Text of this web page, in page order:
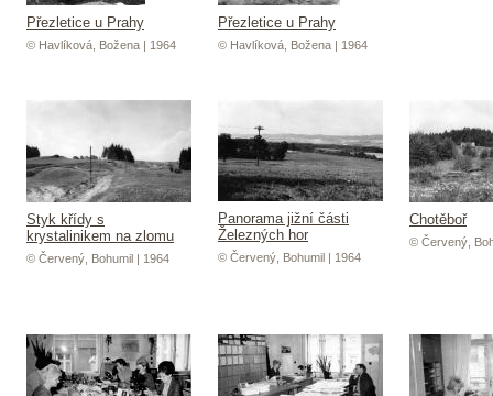
Přezletice u Prahy
© Havlíková, Božena | 1964
Přezletice u Prahy
© Havlíková, Božena | 1964
Styk křídy s
krystalinikem na zlomu
© Červený, Bohumil | 1964
Panorama jižní části
Železných hor
© Červený, Bohumil | 1964
Chotěboř
© Červený,